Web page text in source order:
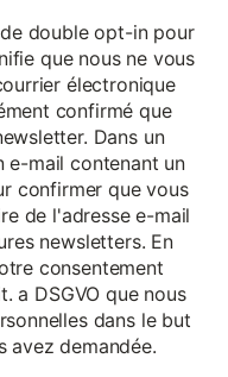
double opt-in pour
que nous ne vous
électronique
confirmé que
Dans un
e-mail contenant un
confirmer que vous
de l'adresse e-mail
newsletters. En
consentement
a DSGVO que nous
dans le but
avez demandée.